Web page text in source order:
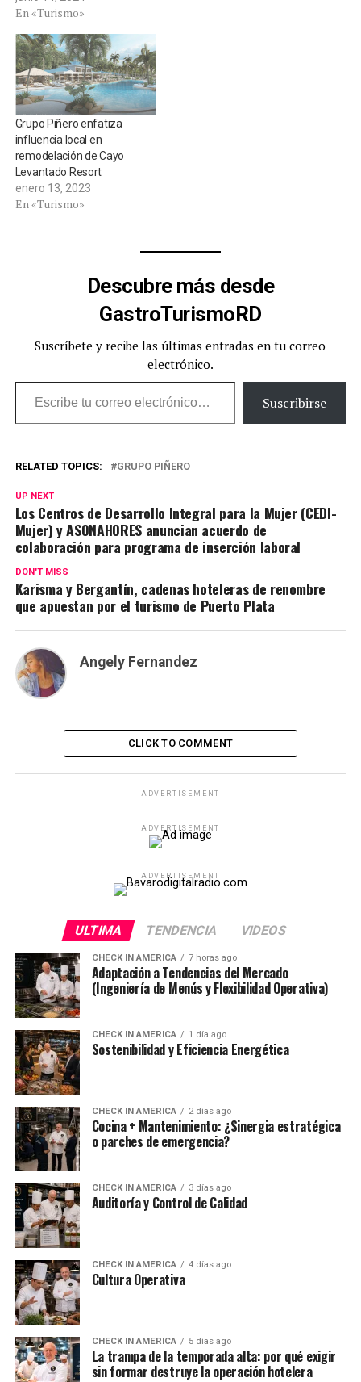
En «Turismo»
Grupo Piñero enfatiza
influencia local en
remodelación de Cayo
Levantado Resort
enero 13, 2023
En «Turismo»
Descubre más desde
GastroTurismoRD
Suscríbete y recibe las últimas entradas en tu correo
electrónico.
Escribe tu correo electrónico…
Suscribirse
RELATED TOPICS: GRUPO PIÑERO
UP NEXT
Los Centros de Desarrollo Integral para la Mujer (CEDI-
Mujer) y ASONAHORES anuncian acuerdo de
colaboración para programa de inserción laboral
DON'T MISS
Karisma y Bergantín, cadenas hoteleras de renombre
que apuestan por el turismo de Puerto Plata
Angely Fernandez
CLICK TO COMMENT
ADVERTISEMENT
ADVERTISEMENT
ADVERTISEMENT
ULTIMA TENDENCIA VIDEOS
CHECK IN AMERICA 7 horas ago
Adaptación a Tendencias del Mercado
(Ingeniería de Menús y Flexibilidad Operativa)
CHECK IN AMERICA 1 día ago
Sostenibilidad y Eficiencia Energética
CHECK IN AMERICA 2 días ago
Cocina + Mantenimiento: ¿Sinergia estratégica
o parches de emergencia?
CHECK IN AMERICA 3 días ago
Auditoría y Control de Calidad
CHECK IN AMERICA 4 días ago
Cultura Operativa
CHECK IN AMERICA 5 días ago
La trampa de la temporada alta: por qué exigir
sin formar destruye la operación hotelera